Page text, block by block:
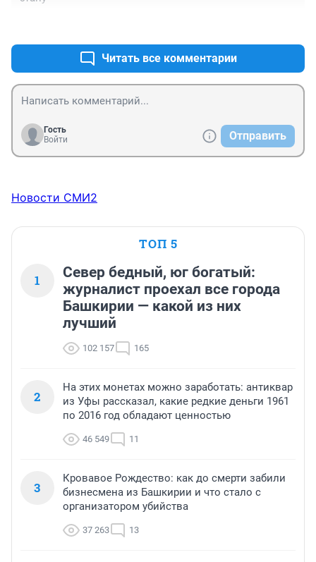
Читать все комментарии
Гость
Войти
Отправить
Новости СМИ2
ТОП 5
1
Север бедный, юг богатый:
журналист проехал все города
Башкирии — какой из них
лучший
102 157 165
2
На этих монетах можно заработать: антиквар
из Уфы рассказал, какие редкие деньги 1961
по 2016 год обладают ценностью
46 549 11
3
Кровавое Рождество: как до смерти забили
бизнесмена из Башкирии и что стало с
организатором убийства
37 263 13